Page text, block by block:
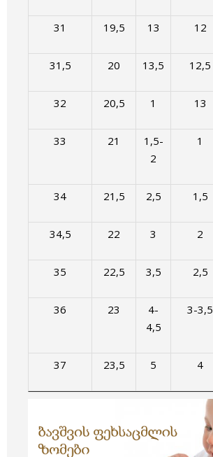
31 19,5 13 12
31,5 20 13,5 12,5
32 20,5 1 13
33 21
1,5-
2
1
34 21,5 2,5 1,5
34,5 22 3 2
35 22,5 3,5 2,5
36 23
4-
4,5
3-3,5
37 23,5 5 4